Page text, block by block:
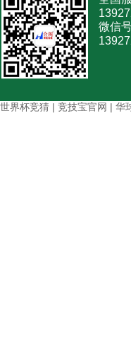
微信号
世界杯竞猜 | 竞技宝官网 | 华